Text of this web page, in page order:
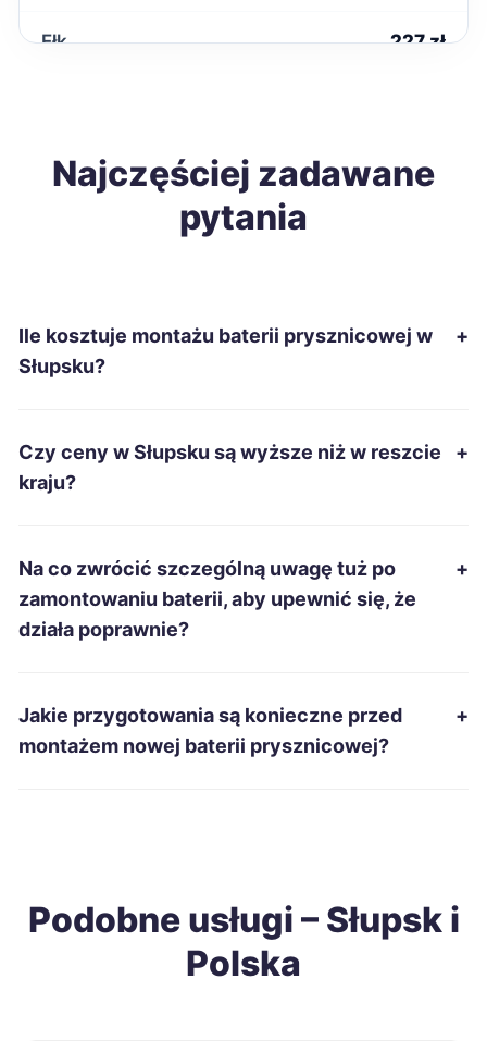
Ełk 227 zł
Nysa 228 zł
Żary 229 zł
Wodzisław Śląski
Jarosław 232 zł
Słupsk TWOJE MIASTO 232 zł
Najczęściej zadawane
pytania
Ile kosztuje montażu baterii prysznicowej w
Słupsku?
+
Czy ceny w Słupsku są wyższe niż w reszcie
kraju?
+
Na co zwrócić szczególną uwagę tuż po
zamontowaniu baterii, aby upewnić się, że
działa poprawnie?
+
Jakie przygotowania są konieczne przed
montażem nowej baterii prysznicowej?
+
Podobne usługi – Słupsk i
Polska